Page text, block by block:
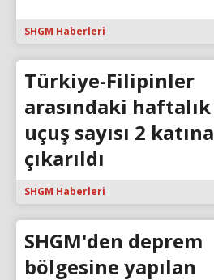
SHGM Haberleri
Türkiye-Filipinler
arasındaki haftalık
uçuş sayısı 2 katına
çıkarıldı
SHGM Haberleri
SHGM'den deprem
bölgesine yapılan